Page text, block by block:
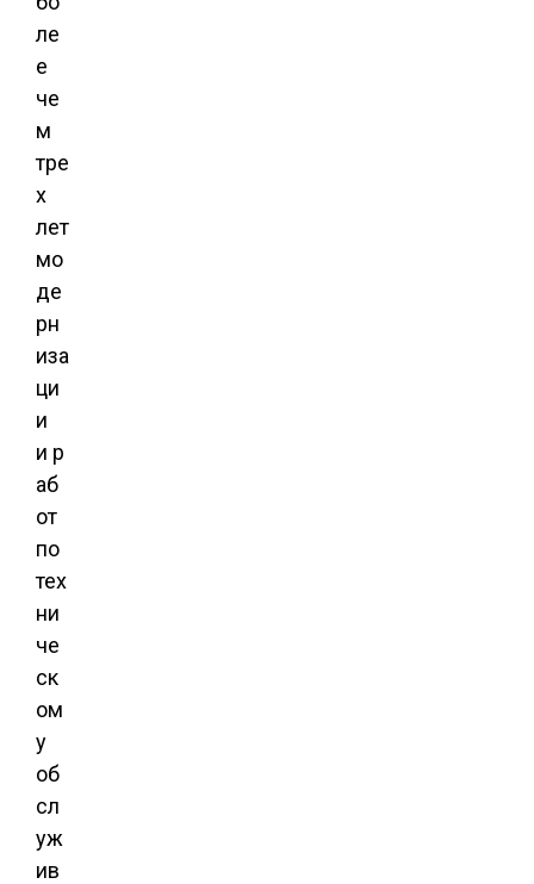
ле
е
че
м
тре
х
лет
мо
де
рн
иза
ци
и
и р
аб
от
по
тех
ни
че
ск
ом
у
об
сл
уж
ив